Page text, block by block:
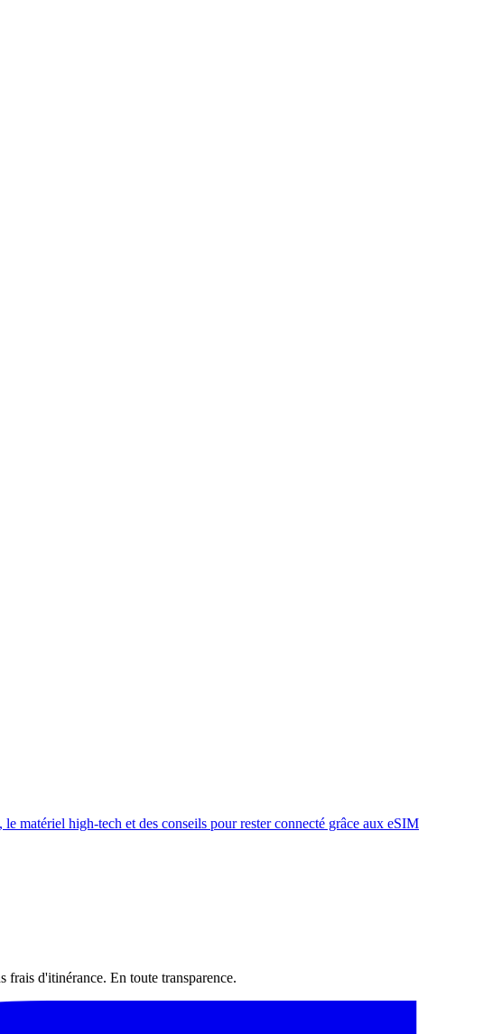
matériel high-tech et des conseils pour rester connecté grâce aux eSIM
frais d'itinérance. En toute transparence.